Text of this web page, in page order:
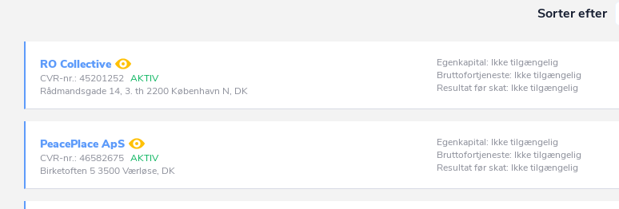
Sorter efter
RO Collective
CVR-nr.: 45201252 AKTIV
Rådmandsgade 14, 3. th 2200 København N, DK
Egenkapital: Ikke tilgængelig
Bruttofortjeneste: Ikke tilgængelig
Resultat før skat: Ikke tilgængelig
PeacePlace ApS
CVR-nr.: 46582675 AKTIV
Birketoften 5 3500 Værløse, DK
Egenkapital: Ikke tilgængelig
Bruttofortjeneste: Ikke tilgængelig
Resultat før skat: Ikke tilgængelig